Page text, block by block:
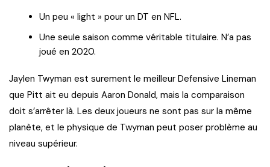
Un peu « light » pour un DT en NFL.
Une seule saison comme véritable titulaire. N’a pas
joué en 2020.
Jaylen Twyman est surement le meilleur Defensive Lineman
que Pitt ait eu depuis Aaron Donald, mais la comparaison
doit s’arrêter là. Les deux joueurs ne sont pas sur la même
planète, et le physique de Twyman peut poser problème au
niveau supérieur.